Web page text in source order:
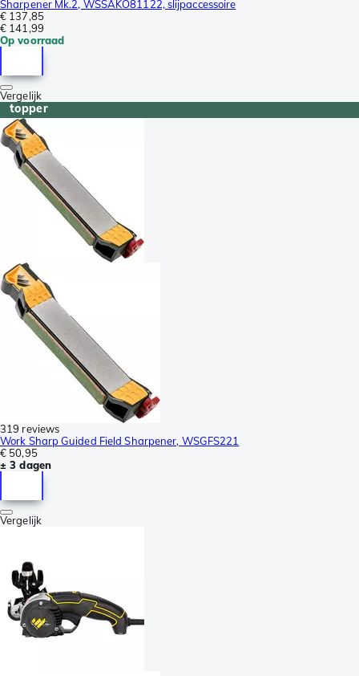
Sharpener Mk.2, WSSAKO81122, slijpaccessoire
€ 137,85
€ 141,99
Op voorraad
Vergelijk
topper
319 reviews
Work Sharp Guided Field Sharpener, WSGFS221
€ 50,95
± 3 dagen
Vergelijk